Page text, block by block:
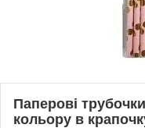
Паперові
кольору в